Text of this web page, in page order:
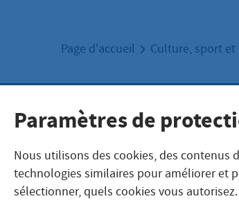
Page d'accueil Culture, sport
Pruszcz
Paramètres de
Nous utilisons des cookies, des contenus
technologies similaires pour améliorer et
sélectionner, quels cookies vous